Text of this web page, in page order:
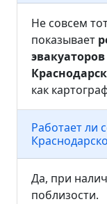
Не совсем
показывает
как
Работает ли
Да, при
поблизости.